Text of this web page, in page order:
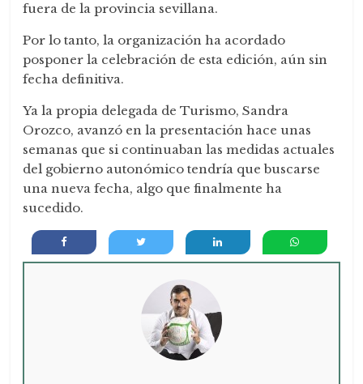
fuera de la provincia sevillana.
Por lo tanto, la organización ha acordado
posponer la celebración de esta edición, aún sin
fecha definitiva.
Ya la propia delegada de Turismo, Sandra
Orozco, avanzó en la presentación hace unas
semanas que si continuaban las medidas actuales
del gobierno autonómico tendría que buscarse
una nueva fecha, algo que finalmente ha
sucedido.